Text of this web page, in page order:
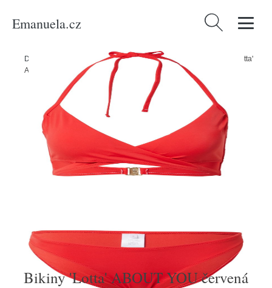
Emanuela.cz Vyhledávání
Domů Ženy/Oblečení/Móda pro plnoštíhlé
Bikiny 'Lotta'
ABOUT YOU červená
Bikiny 'Lotta' ABOUT YOU červená